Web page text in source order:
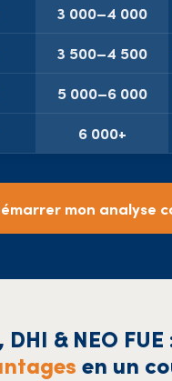
3 000–4 000
3 500–4 500
5 000–6 000
6 000+
mon analyse
DHI & NEO
en un